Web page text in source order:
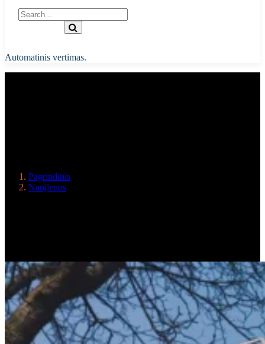
Automatinis vertimas.
Pagrindinis
Naujienos